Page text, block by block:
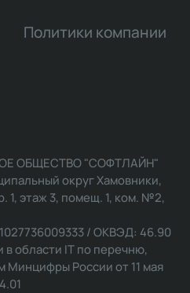
Политики компании
ОБЩЕСТВО "СОФТЛАЙН"
округ Хамовники,
1, этаж 3, помещ. 1, ком. №2,
/ ОКВЭД: 46.90
в области IT по перечню,
Минцифры России от 11 мая